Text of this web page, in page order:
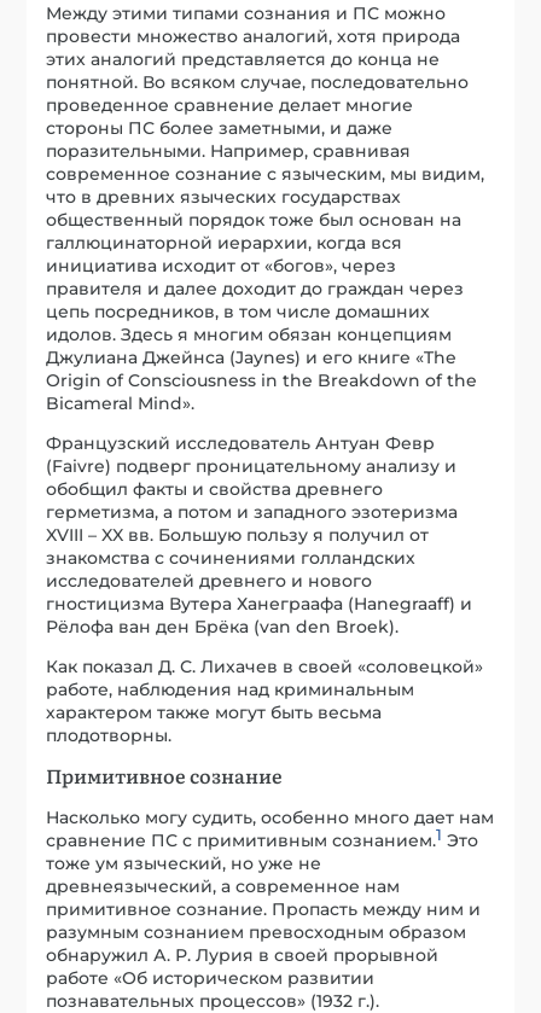
Между этими типами сознания и ПС можно
провести множество аналогий, хотя природа
этих аналогий представляется до конца не
понятной. Во всяком случае, последовательно
проведенное сравнение делает многие
стороны ПС более заметными, и даже
поразительными. Например, сравнивая
современное сознание с языческим, мы видим,
что в древних языческих государствах
общественный порядок тоже был основан на
галлюцинаторной иерархии, когда вся
инициатива исходит от «богов», через
правителя и далее доходит до граждан через
цепь посредников, в том числе домашних
идолов. Здесь я многим обязан концепциям
Джулиана Джейнса (Jaynes) и его книге «The
Origin of Consciousness in the Breakdown of the
Bicameral Mind».
Французский исследователь Антуан Февр
(Faivre) подверг проницательному анализу и
обобщил факты и свойства древнего
герметизма, а потом и западного эзотеризма
XVIII – XX вв. Большую пользу я получил от
знакомства с сочинениями голландских
исследователей древнего и нового
гностицизма Вутера Ханеграафа (Hanegraaff) и
Рёлофа ван ден Брёка (van den Broek).
Как показал Д. С. Лихачев в своей «соловецкой»
работе, наблюдения над криминальным
характером также могут быть весьма
плодотворны.
Примитивное сознание
Насколько могу судить, особенно много дает нам
сравнение ПС с примитивным сознанием.1 Это
тоже ум языческий, но уже не
древнеязыческий, а современное нам
примитивное сознание. Пропасть между ним и
разумным сознанием превосходным образом
обнаружил А. Р. Лурия в своей прорывной
работе «Об историческом развитии
познавательных процессов» (1932 г.).